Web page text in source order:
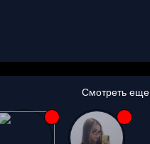
Смотреть еще